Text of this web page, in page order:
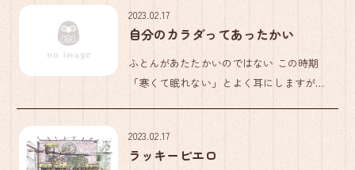
にかしよう」とする執着心こそ眠りの大
敵…。 でも、僕はその「どうに […]
2023.02.17
自分のカラダってあったかい
ふとんがあたたかいのではない この時期
「寒くて眠れない」とよく耳にしますが、
熱がどこかしら逃げ出していたり、汗がこ
もる化繊の毛布なんかで寝てい […]
2023.02.17
ラッキーピエロ